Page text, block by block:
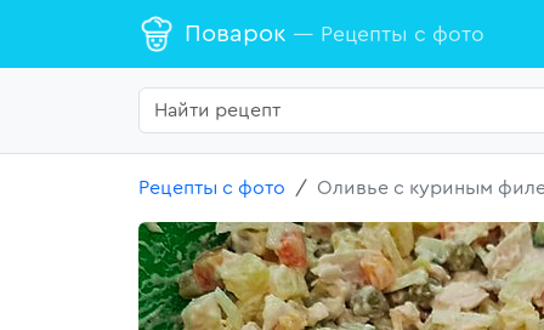
Поварок — Рецепты с фото
Рецепты с фото Оливье с куриным